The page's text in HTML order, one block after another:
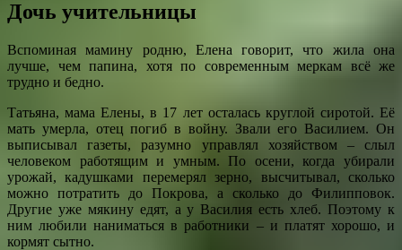
Дочь учительницы
Вспоминая мамину родню, Елена говорит, что жила она
лучше, чем папина, хотя по современным меркам всё же
трудно и бедно.
Татьяна, мама Елены, в 17 лет осталась круглой сиротой. Её
мать умерла, отец погиб в войну. Звали его Василием. Он
выписывал газеты, разумно управлял хозяйством – слыл
человеком работящим и умным. По осени, когда убирали
урожай, кадушками перемерял зерно, высчитывал, сколько
можно потратить до Покрова, а сколько до Филипповок.
Другие уже мякину едят, а у Василия есть хлеб. Поэтому к
ним любили наниматься в работники – и платят хорошо, и
кормят сытно.